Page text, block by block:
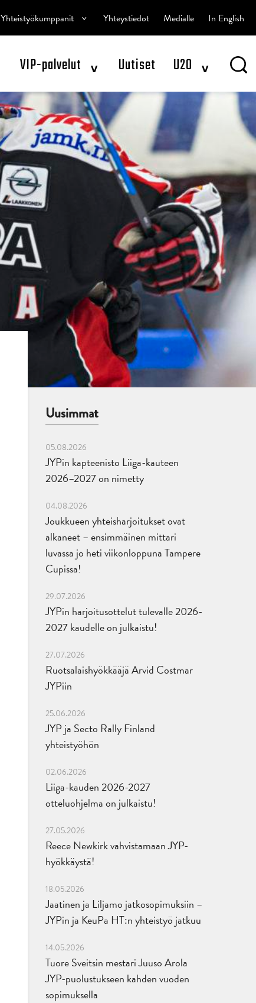
VIP-palvelut ^ Uutiset U20 ^
Yhteistyökumppanit ^ Yhteystiedot Medialle In English
Uusimmat
05.08.2026
JYPin kapteenisto Liiga-kauteen
2026–2027 on nimetty
04.08.2026
Joukkueen yhteisharjoitukset ovat
alkaneet – ensimmäinen mittari
luvassa jo heti viikonloppuna Tampere
Cupissa!
29.07.2026
JYPin harjoitusottelut tulevalle 2026-
2027 kaudelle on julkaistu!
27.07.2026
Ruotsalaishyökkääjä Arvid Costmar
JYPiin
25.06.2026
JYP ja Secto Rally Finland
yhteistyöhön
02.06.2026
Liiga-kauden 2026-2027
otteluohjelma on julkaistu!
27.05.2026
Reece Newkirk vahvistamaan JYP-
hyökkäystä!
18.05.2026
Jaatinen ja Liljamo jatkosopimuksiin –
JYPin ja KeuPa HT:n yhteistyö jatkuu
14.05.2026
Tuore Sveitsin mestari Juuso Arola
JYP-puolustukseen kahden vuoden
sopimuksella